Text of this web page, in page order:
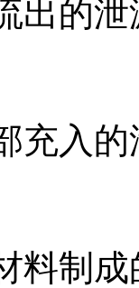
出的
充入
料制